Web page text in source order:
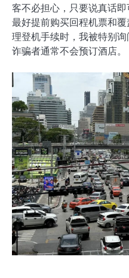
客不必担心，只要说真话
最好提前购买回程机票和
理登机手续时，我被特别
诈骗者通常不会预订酒店。